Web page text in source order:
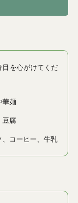
目を心がけてくだ
華麺
豆腐
、コーヒー、牛乳